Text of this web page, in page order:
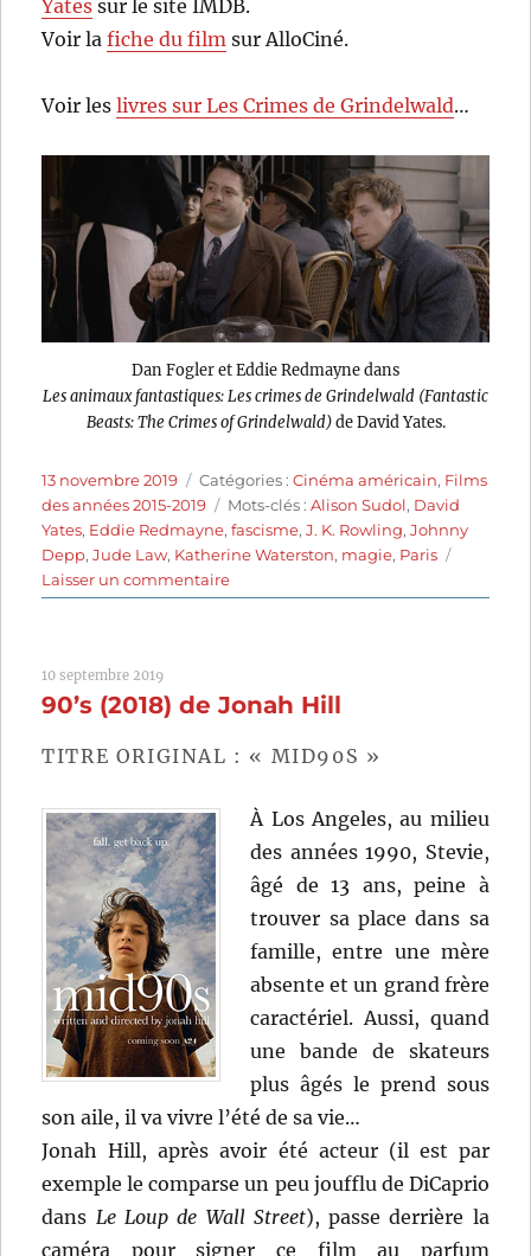
Yates sur le site IMDB.
Voir lafiche du film sur AlloCiné.
Voir leslivres sur Les Crimes de Grindelwald…
Dan Fogler et Eddie Redmayne dans
Les animaux fantastiques: Les crimes de Grindelwald (Fantastic
Beasts: The Crimes of Grindelwald)de David Yates.
Publié
le
13 novembre 2019 Catégories
Catégories :Cinéma américain, Films
des années 2015-2019
Étiquettes
Mots-clés :Alison Sudol, David
Yates, Eddie Redmayne,fascisme,J. K. Rowling,Johnny
Depp,Jude Law, Katherine Waterston, magie, Paris
Laisser un commentairesur
Les
crimes
Grindelwald
David
Yates
10 septembre 2019
90’s (2018) de Jonah Hill
TITRE ORIGINAL : « MID90S »
À Los Angeles, au milieu
des années 1990, Stevie,
âgé de 13 ans, peine à
trouver sa place dans sa
famille, entre une mère
absente et un grand frère
caractériel. Aussi, quand
une bande de skateurs
plus âgés le prend sous
son aile, il va vivre l’été de sa vie…
Jonah Hill, après avoir été acteur (il est par
exemple le comparse un peu joufflu de DiCaprio
dans Le Loup de Wall Street), passe derrière la
caméra pour signer ce film au parfum